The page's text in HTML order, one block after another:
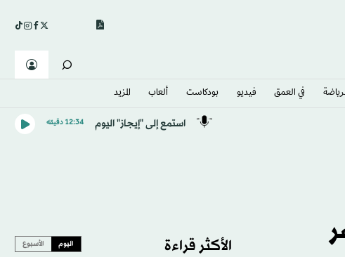
في العمق فيديو بودكاست ألعاب المزيد
استمع إلى "إيجاز" اليوم 12:34 دقيقه
الأكثر قراءة اليوم الأسبوع